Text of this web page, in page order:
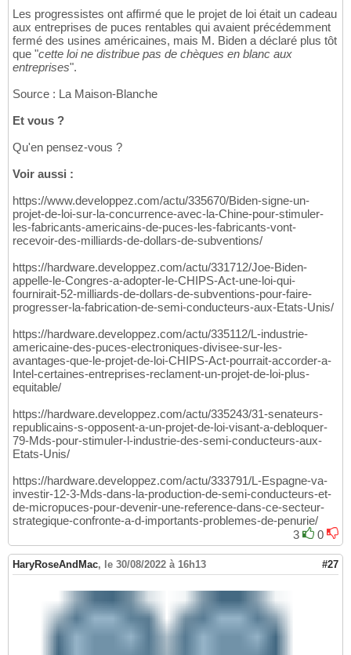
Les progressistes ont affirmé que le projet de loi était un cadeau
aux entreprises de puces rentables qui avaient précédemment
fermé des usines américaines, mais M. Biden a déclaré plus tôt
que "cette loi ne distribue pas de chèques en blanc aux
entreprises".
Source : La Maison-Blanche
Et vous ?
Qu'en pensez-vous ?
Voir aussi :
https://www.developpez.com/actu/335670/Biden-signe-un-
projet-de-loi-sur-la-concurrence-avec-la-Chine-pour-stimuler-
les-fabricants-americains-de-puces-les-fabricants-vont-
recevoir-des-milliards-de-dollars-de-subventions/
https://hardware.developpez.com/actu/331712/Joe-Biden-
appelle-le-Congres-a-adopter-le-CHIPS-Act-une-loi-qui-
fournirait-52-milliards-de-dollars-de-subventions-pour-faire-
progresser-la-fabrication-de-semi-conducteurs-aux-Etats-Unis/
https://hardware.developpez.com/actu/335112/L-industrie-
americaine-des-puces-electroniques-divisee-sur-les-
avantages-que-le-projet-de-loi-CHIPS-Act-pourrait-accorder-a-
Intel-certaines-entreprises-reclament-un-projet-de-loi-plus-
equitable/
https://hardware.developpez.com/actu/335243/31-senateurs-
republicains-s-opposent-a-un-projet-de-loi-visant-a-debloquer-
79-Mds-pour-stimuler-l-industrie-des-semi-conducteurs-aux-
Etats-Unis/
https://hardware.developpez.com/actu/333791/L-Espagne-va-
investir-12-3-Mds-dans-la-production-de-semi-conducteurs-et-
de-micropuces-pour-devenir-une-reference-dans-ce-secteur-
strategique-confronte-a-d-importants-problemes-de-penurie/
3
0
HaryRoseAndMac, le 30/08/2022 à 16h13 #27